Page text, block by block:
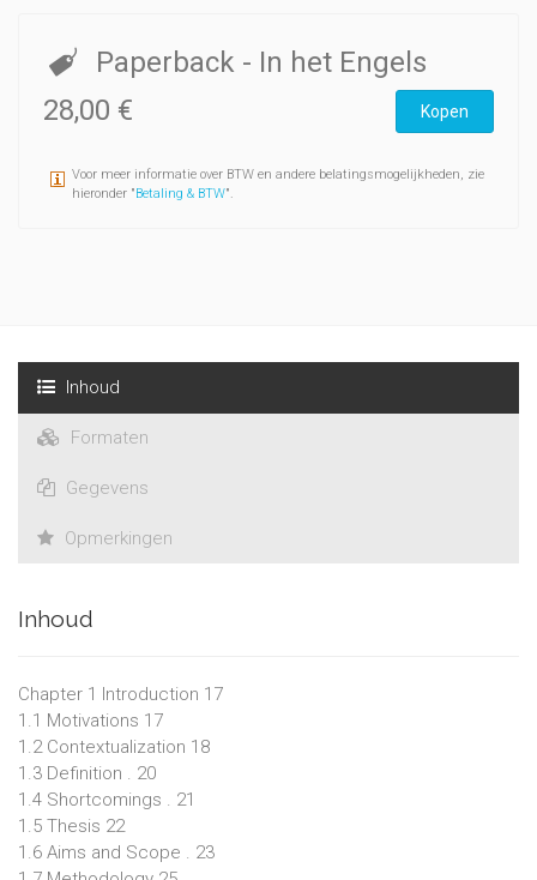
Paperback - In het Engels
28,00 €
Kopen
Voor meer informatie over BTW en andere belatingsmogelijkheden, zie
hieronder "Betaling & BTW".
Inhoud
Formaten
Gegevens
Opmerkingen
Inhoud
Chapter 1 Introduction 17
1.1 Motivations 17
1.2 Contextualization 18
1.3 Definition . 20
1.4 Shortcomings . 21
1.5 Thesis 22
1.6 Aims and Scope . 23